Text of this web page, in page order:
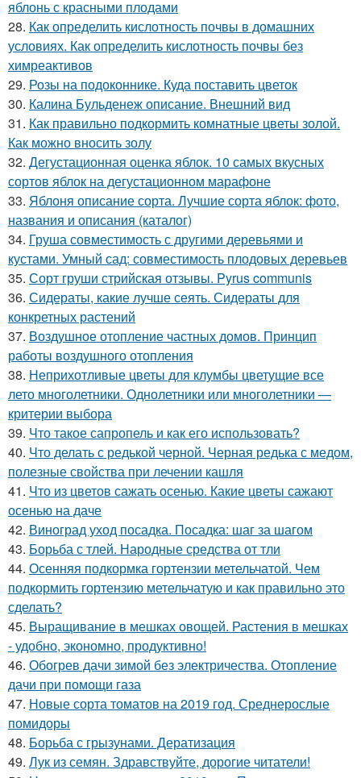
яблонь с красными плодами
28. Как определить кислотность почвы в домашних
условиях. Как определить кислотность почвы без
химреактивов
29. Розы на подоконнике. Куда поставить цветок
30. Калина Бульденеж описание. Внешний вид
31. Как правильно подкормить комнатные цветы золой.
Как можно вносить золу
32. Дегустационная оценка яблок. 10 самых вкусных
сортов яблок на дегустационном марафоне
33. Яблоня описание сорта. Лучшие сорта яблок: фото,
названия и описания (каталог)
34. Груша совместимость с другими деревьями и
кустами. Умный сад: совместимость плодовых деревьев
35. Сорт груши стрийская отзывы. Pyrus communis
36. Сидераты, какие лучше сеять. Сидераты для
конкретных растений
37. Воздушное отопление частных домов. Принцип
работы воздушного отопления
38. Неприхотливые цветы для клумбы цветущие все
лето многолетники. Однолетники или многолетники —
критерии выбора
39. Что такое сапропель и как его использовать?
40. Что делать с редькой черной. Черная редька с медом,
полезные свойства при лечении кашля
41. Что из цветов сажать осенью. Какие цветы сажают
осенью на даче
42. Виноград уход посадка. Посадка: шаг за шагом
43. Борьба с тлей. Народные средства от тли
44. Осенняя подкормка гортензии метельчатой. Чем
подкормить гортензию метельчатую и как правильно это
сделать?
45. Выращивание в мешках овощей. Растения в мешках
- удобно, экономно, продуктивно!
46. Обогрев дачи зимой без электричества. Отопление
дачи при помощи газа
47. Новые сорта томатов на 2019 год. Среднерослые
помидоры
48. Борьба с грызунами. Дератизация
49. Лук из семян. Здравствуйте, дорогие читатели!